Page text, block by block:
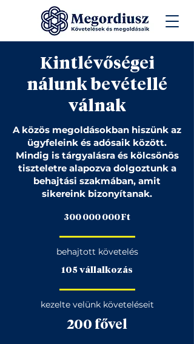
Kintlévőségei
nálunk bevétellé
válnak
A közös megoldásokban hiszünk az
ügyfeleink és adósaik között.
Mindig is tárgyalásra és kölcsönös
tiszteletre alapozva dolgoztunk a
behajtási szakmában, amit
sikereink bizonyítanak.
300 000 000Ft
behajtott követelés
105 vállalkozás
kezelte velünk követeléseit
200 fővel